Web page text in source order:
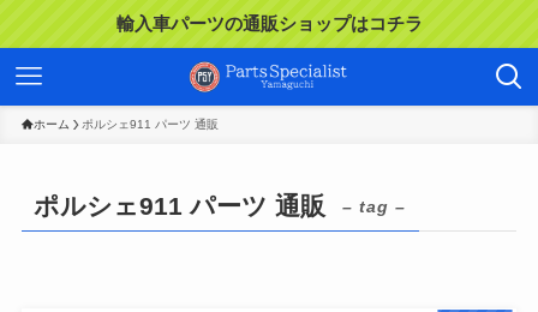
輸入車パーツの通販ショップはコチラ
ホーム ポルシェ911 パーツ 通販
ポルシェ911 パーツ 通販 – tag –